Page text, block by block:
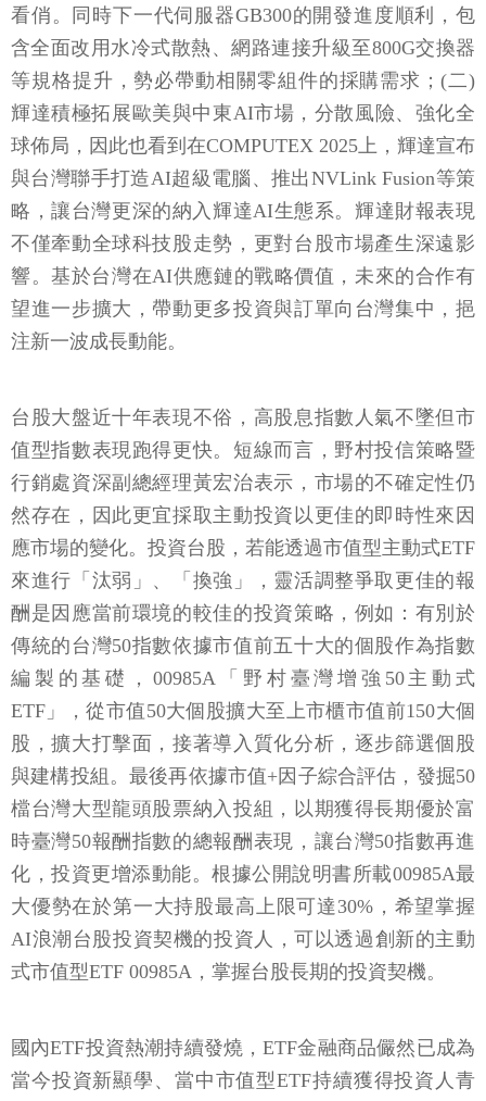
看俏。同時下一代伺服器GB300的開發進度順利，包
含全面改用水冷式散熱、網路連接升級至800G交換器
等規格提升，勢必帶動相關零組件的採購需求；(二)
輝達積極拓展歐美與中東AI市場，分散風險、強化全
球佈局，因此也看到在COMPUTEX 2025上，輝達宣布
與台灣聯手打造AI超級電腦、推出NVLink Fusion等策
略，讓台灣更深的納入輝達AI生態系。輝達財報表現
不僅牽動全球科技股走勢，更對台股市場產生深遠影
響。基於台灣在AI供應鏈的戰略價值，未來的合作有
望進一步擴大，帶動更多投資與訂單向台灣集中，挹
注新一波成長動能。
台股大盤近十年表現不俗，高股息指數人氣不墜但市
值型指數表現跑得更快。短線而言，野村投信策略暨
行銷處資深副總經理黃宏治表示，市場的不確定性仍
然存在，因此更宜採取主動投資以更佳的即時性來因
應市場的變化。投資台股，若能透過市值型主動式ETF
來進行「汰弱」、「換強」，靈活調整爭取更佳的報
酬是因應當前環境的較佳的投資策略，例如：有別於
傳統的台灣50指數依據市值前五十大的個股作為指數
編製的基礎，00985A「野村臺灣增強50主動式
ETF」，從市值50大個股擴大至上市櫃市值前150大個
股，擴大打擊面，接著導入質化分析，逐步篩選個股
與建構投組。最後再依據市值+因子綜合評估，發掘50
檔台灣大型龍頭股票納入投組，以期獲得長期優於富
時臺灣50報酬指數的總報酬表現，讓台灣50指數再進
化，投資更增添動能。根據公開說明書所載00985A最
大優勢在於第一大持股最高上限可達30%，希望掌握
AI浪潮台股投資契機的投資人，可以透過創新的主動
式市值型ETF 00985A，掌握台股長期的投資契機。
國內ETF投資熱潮持續發燒，ETF金融商品儼然已成為
當今投資新顯學、當中市值型ETF持續獲得投資人青